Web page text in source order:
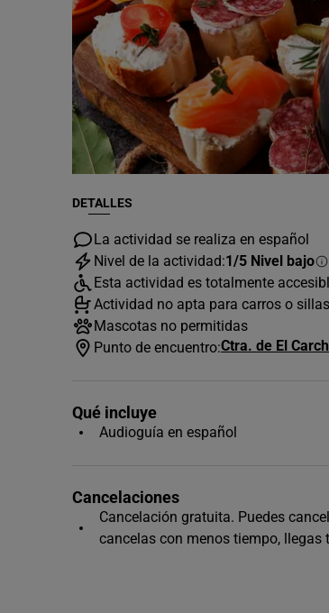
DETALLES
La actividad se realiza en español
Nivel de la actividad:1/5 Nivel bajo
Esta actividad es totalmente
Actividad no apta para carros o
Mascotas no permitidas
Punto de encuentro:Ctra. de El
Qué incluye
Audioguía en español
Cancelaciones
Cancelación gratuita. Puedes
cancelas con menos tiempo, llegas